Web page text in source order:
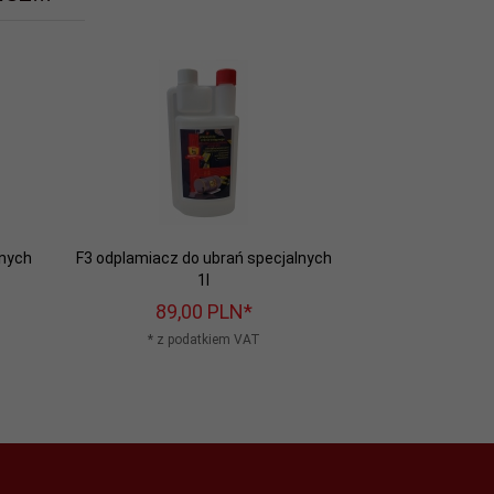
F3 odplamiacz do ubrań specjalnych
1l
89,00 PLN*
* z podatkiem VAT